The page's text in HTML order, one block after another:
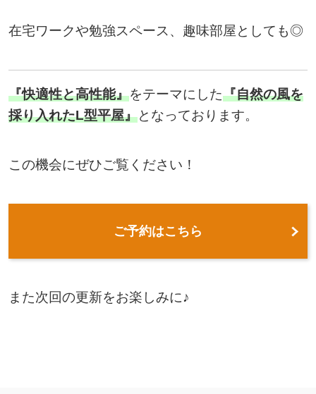
在宅ワークや勉強スペース、趣味部屋としても◎
『快適性と高性能』をテーマにした『自然の風を
採り入れたL型平屋』となっております。
この機会にぜひご覧ください！
ご予約はこちら
また次回の更新をお楽しみに♪